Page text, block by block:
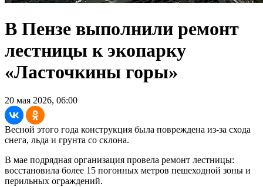
В Пензе выполнили ремонт
лестницы к экопарку
«Ласточкины горы»
20 мая 2026, 06:00
Весной этого года конструкция была повреждена из-за схода
снега, льда и грунта со склона.
В мае подрядная организация провела ремонт лестницы:
восстановила более 15 погонных метров пешеходной зоны и
перильных ограждений.